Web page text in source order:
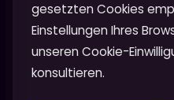
gesetzten Cookies
Einstellungen Ihres
unseren Cookie-
konsultieren.